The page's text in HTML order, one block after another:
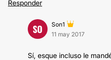
Responder
SO
Son1
11 may 2017
Sí, esque incluso le